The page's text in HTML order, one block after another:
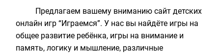
Предлагаем вашему вниманию сайт детских
онлайн игр “Играемся”. У нас вы найдёте игры на
общее развитие ребёнка, игры на внимание и
память, логику и мышление, различные